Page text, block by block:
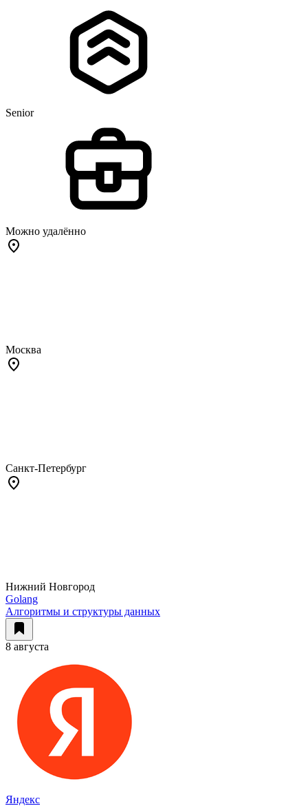
Senior
Можно удалённо
Москва
Санкт-Петербург
Нижний Новгород
Golang
Алгоритмы и структуры данных
8 августа
Яндекс